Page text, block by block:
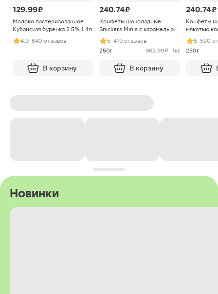
129.99 ₽
Молоко пастеризованное
Кубанская буренка 2.5% 1.4л
4.9· 640 отзывов
В корзину
240.74 ₽
Конфеты шоколадные
Snickers Minis с карамелью
арахисом и нугой
5· 419 отзывов
250г
962.99 ₽ · 1кг
В корзину
240.74 ₽
Конфеты
мякотью
5· 580
250г
Новинки